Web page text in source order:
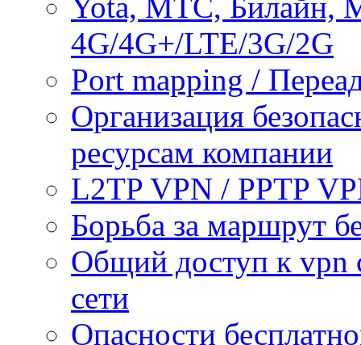
4G/4G+/LTE/3G/2G
Port mapping /
Организация
ресурсам компании
L2TP VPN / PPTP
Борьба за маршрут
Общий доступ к vpn
сети
Опасности